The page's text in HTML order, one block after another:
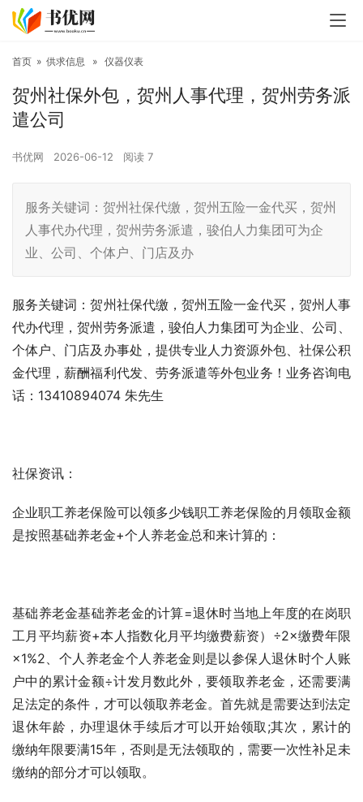
首页 » 供求信息 » 仪器仪表
贺州社保外包，贺州人事代理，贺州劳务派
遣公司
书优网 2026-06-12 阅读 7
服务关键词：贺州社保代缴，贺州五险一金代买，贺州
人事代办代理，贺州劳务派遣，骏伯人力集团可为企
业、公司、个体户、门店及办
服务关键词：贺州社保代缴，贺州五险一金代买，贺州人事
代办代理，贺州劳务派遣，骏伯人力集团可为企业、公司、
个体户、门店及办事处，提供专业人力资源外包、社保公积
金代理，薪酬福利代发、劳务派遣等外包业务！业务咨询电
话：13410894074 朱先生
社保资讯：
企业职工养老保险可以领多少钱职工养老保险的月领取金额
是按照基础养老金+个人养老金总和来计算的：
基础养老金基础养老金的计算=退休时当地上年度的在岗职
工月平均薪资+本人指数化月平均缴费薪资）÷2×缴费年限
×1%2、个人养老金个人养老金则是以参保人退休时个人账
户中的累计金额÷计发月数此外，要领取养老金，还需要满
足法定的条件，才可以领取养老金。首先就是需要达到法定
退休年龄，办理退休手续后才可以开始领取;其次，累计的
缴纳年限要满15年，否则是无法领取的，需要一次性补足未
缴纳的部分才可以领取。